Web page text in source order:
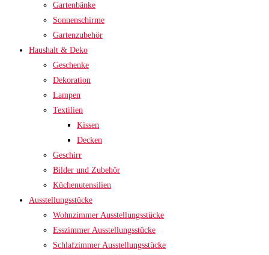
Gartenbänke
Sonnenschirme
Gartenzubehör
Haushalt & Deko
Geschenke
Dekoration
Lampen
Textilien
Kissen
Decken
Geschirr
Bilder und Zubehör
Küchenutensilien
Ausstellungsstücke
Wohnzimmer Ausstellungsstücke
Esszimmer Ausstellungsstücke
Schlafzimmer Ausstellungsstücke